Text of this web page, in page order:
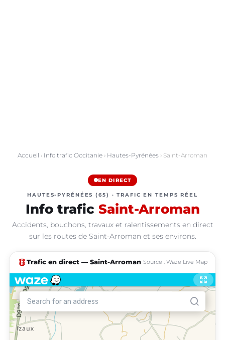
Accueil › Info trafic Occitanie › Hautes-Pyrénées › Saint-Arroman
EN DIRECT
HAUTES-PYRÉNÉES (65) · TRAFIC EN TEMPS RÉEL
Info trafic Saint-Arroman
Accidents, bouchons, travaux et ralentissements en direct
sur les routes de Saint-Arroman et ses environs.
traffic Trafic en direct — Saint-Arroman Source : Waze Live Map